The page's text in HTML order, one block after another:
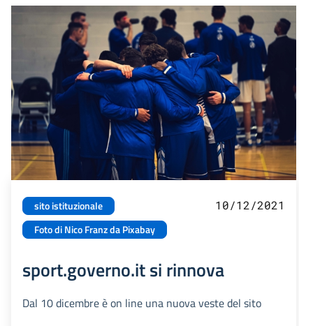
sito istituzionale
Foto di Nico Franz da Pixabay
10/12/2021
sport.governo.it si rinnova
Dal 10 dicembre è on line una nuova veste del sito